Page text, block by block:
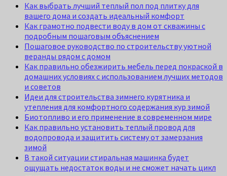
Как выбрать лучший теплый пол под плитку для
вашего дома и создать идеальный комфорт
Как грамотно подвести воду в дом от скважины с
подробным пошаговым объяснением
Пошаговое руководство по строительству уютной
веранды рядом с домом
Как правильно обезжирить мебель перед покраской в
домашних условиях с использованием лучших методов
и советов
Идеи для строительства зимнего курятника и
утепления для комфортного содержания кур зимой
Биотопливо и его применение в современном мире
Как правильно установить теплый провод для
водопровода и защитить систему от замерзания
зимой
В такой ситуации стиральная машинка будет
ощущать недостаток воды и не сможет начать цикл